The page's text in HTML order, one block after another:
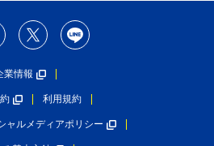
業情報
利用規約
ャルメディアポリシー